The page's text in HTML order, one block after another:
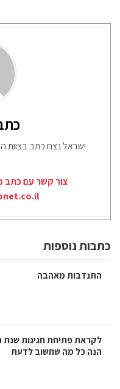
ישראל נצח כתב בצוות
צור קשר עם כתב
כתבות נוספות
התנדבות מאהבה
הנה כל מה שחשוב לדעת